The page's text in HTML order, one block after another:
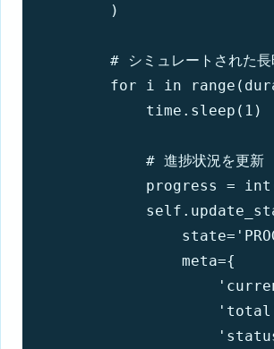
        )
# シミュレートされた長
for i in
            time.sleep(1)
            # 進捗状況を更新
progress =
                meta={